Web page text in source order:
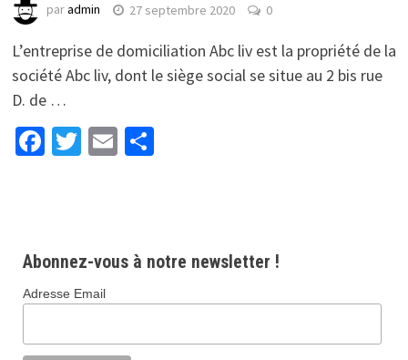
paradmin 27 septembre 2020 0
L’entreprise de domiciliation Abc liv est la propriété de la
société Abc liv, dont le siège social se situe au 2 bis rue
D. de …
Facebook
Twitter
EmailPartager
Abonnez-vous à notre newsletter !
Adresse Email